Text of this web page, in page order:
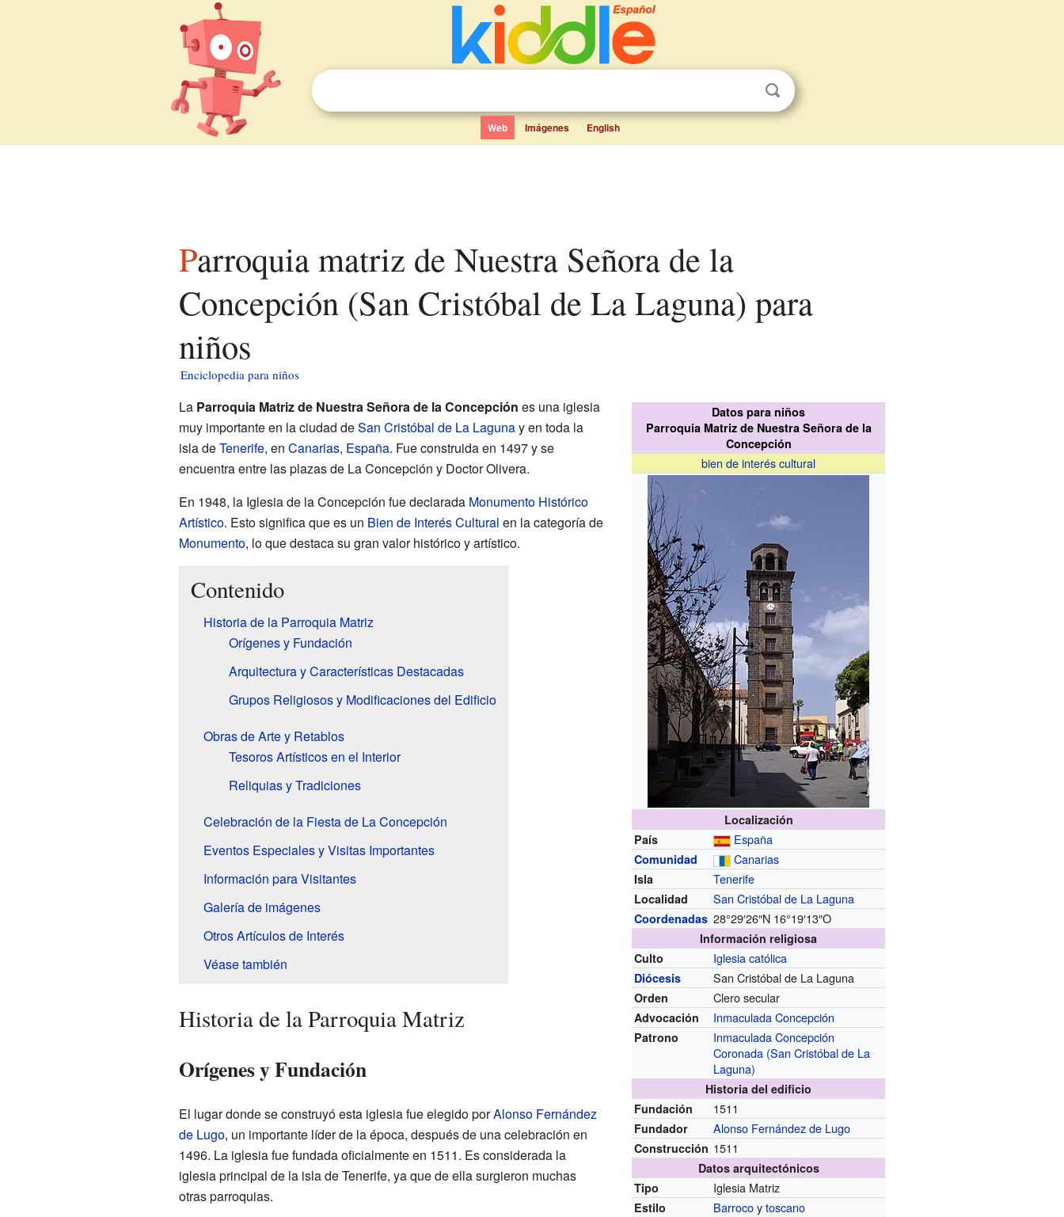
Web Imágenes English
Parroquia matriz de Nuestra Señora de la
Concepción (San Cristóbal de La Laguna) para
niños
Enciclopedia para niños
Datos para niños
Parroquia Matriz de Nuestra Señora de la
Concepción
bien de interés cultural
Localización
País
España
Comunidad Canarias
Isla Tenerife
Localidad San Cristóbal de La Laguna
Coordenadas 28°29′26″N 16°19′13″O
Información religiosa
Culto
Iglesia católica
Diócesis San Cristóbal de La Laguna
Orden Clero secular
Advocación Inmaculada Concepción
Patrono
Inmaculada Concepción
Coronada (San Cristóbal de La
Laguna)
Historia del edificio
Fundación
1511
Fundador Alonso Fernández de Lugo
Construcción 1511
Datos arquitectónicos
Tipo
Iglesia Matriz
Estilo Barrocoytoscano
La Parroquia Matriz de Nuestra Señora de la Concepción es una iglesia
muy importante en la ciudad deSan Cristóbal de La Lagunay en toda la
isla deTenerife, en Canarias, España. Fue construida en 1497 y se
encuentra entre las plazas de La Concepción y Doctor Olivera.
En 1948, la Iglesia de la Concepción fue declarada Monumento Histórico
Artístico. Esto significa que es un Bien de Interés Cultural en la categoría de
Monumento, lo que destaca su gran valor histórico y artístico.
Contenido
Historia de la Parroquia Matriz
Orígenes y Fundación
Arquitectura y Características Destacadas
Grupos Religiosos y Modificaciones del Edificio
Obras de Arte y Retablos
Tesoros Artísticos en el Interior
Reliquias y Tradiciones
Celebración de la Fiesta de La Concepción
Eventos Especiales y Visitas Importantes
Información para Visitantes
Galería de imágenes
Otros Artículos de Interés
Véase también
Historia de la Parroquia Matriz
Orígenes y Fundación
El lugar donde se construyó esta iglesia fue elegido porAlonso Fernández
de Lugo, un importante líder de la época, después de una celebración en
1496. La iglesia fue fundada oficialmente en 1511. Es considerada la
iglesia principal de la isla de Tenerife, ya que de ella surgieron muchas
otras parroquias.